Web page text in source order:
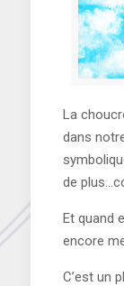
La
dans
de
Et quand
encore
C’est un